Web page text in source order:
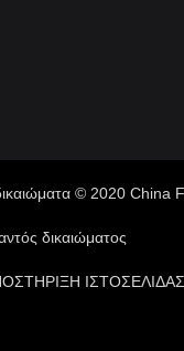
© 2020 China
δικαιώματος